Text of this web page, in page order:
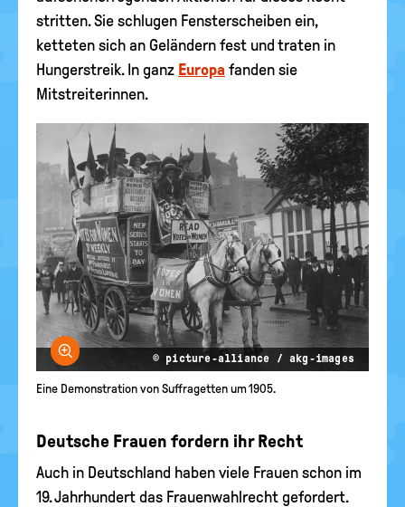
stritten. Sie schlugen Fensterscheiben ein,
ketteten sich an Geländern fest und traten in
Hungerstreik. In ganz Europa fanden sie
Mitstreiterinnen.
Bild vergrößern
© picture-alliance / akg-images
Eine Demonstration von Suffragetten um 1905.
Deutsche Frauen fordern ihr Recht
Auch in Deutschland haben viele Frauen schon im
19. Jahrhundert das Frauenwahlrecht gefordert.